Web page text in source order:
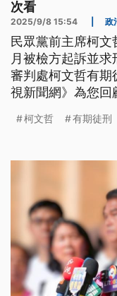
次看
2025/9/8 15:54 政
民眾黨前主席柯
月被檢方起訴並
審判處柯文哲有期
視新聞網》為您回
柯文哲 有期徒刑